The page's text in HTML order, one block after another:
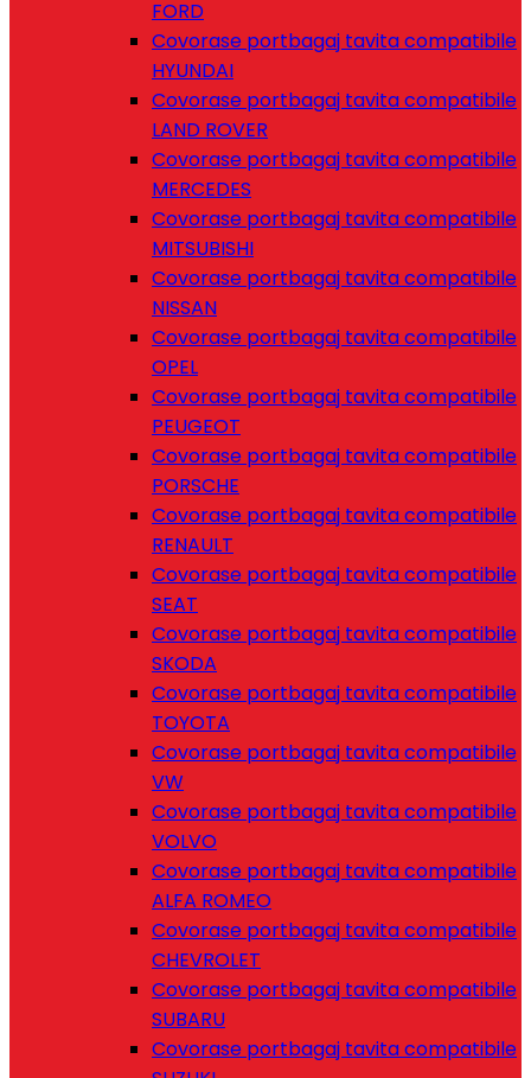
FORD
Covorase portbagaj tavita compatibile
HYUNDAI
Covorase portbagaj tavita compatibile
LAND ROVER
Covorase portbagaj tavita compatibile
MERCEDES
Covorase portbagaj tavita compatibile
MITSUBISHI
Covorase portbagaj tavita compatibile
NISSAN
Covorase portbagaj tavita compatibile
OPEL
Covorase portbagaj tavita compatibile
PEUGEOT
Covorase portbagaj tavita compatibile
PORSCHE
Covorase portbagaj tavita compatibile
RENAULT
Covorase portbagaj tavita compatibile
SEAT
Covorase portbagaj tavita compatibile
SKODA
Covorase portbagaj tavita compatibile
TOYOTA
Covorase portbagaj tavita compatibile
VW
Covorase portbagaj tavita compatibile
VOLVO
Covorase portbagaj tavita compatibile
ALFA ROMEO
Covorase portbagaj tavita compatibile
CHEVROLET
Covorase portbagaj tavita compatibile
SUBARU
Covorase portbagaj tavita compatibile